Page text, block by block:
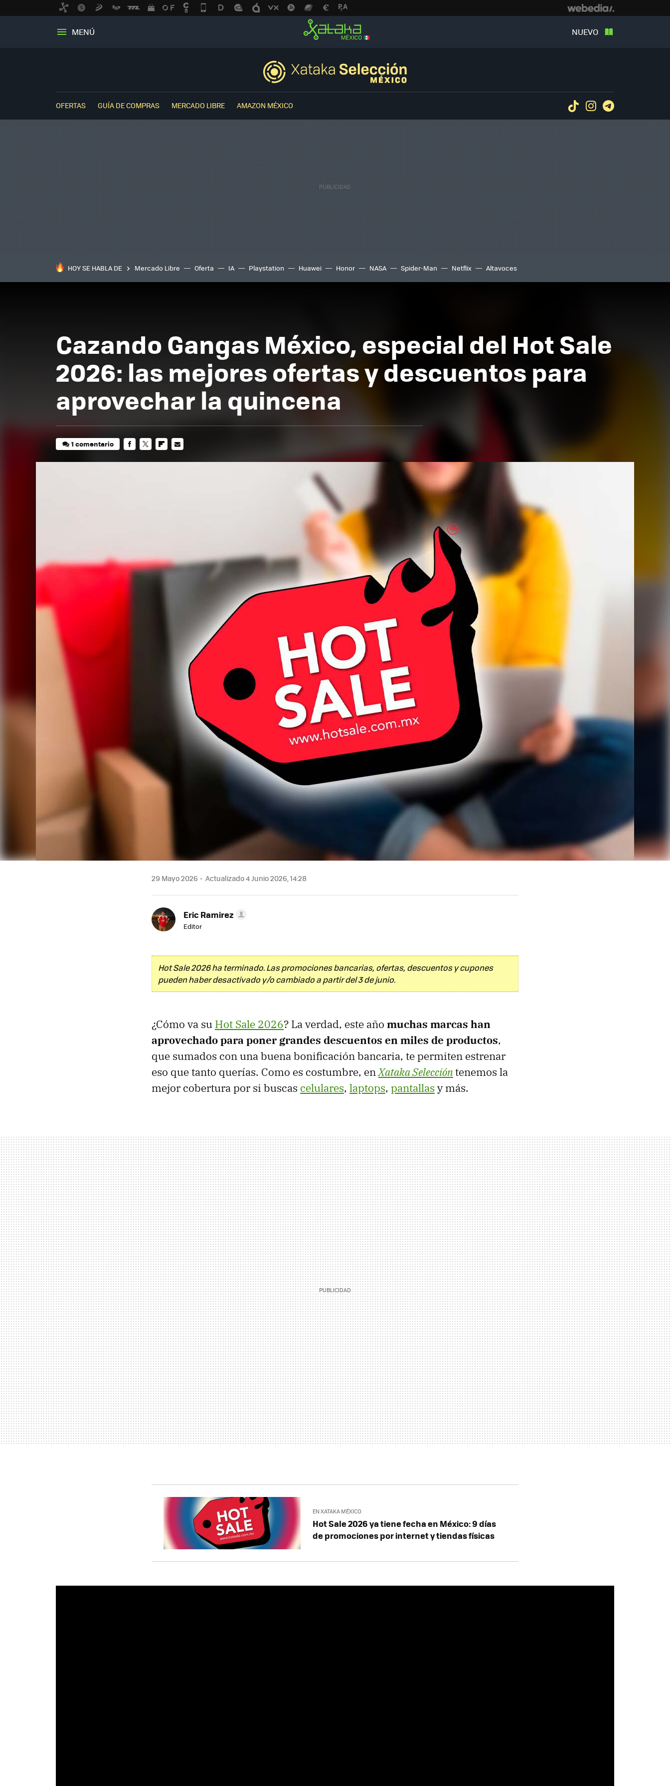
MENÚ NUEVO
OFERTAS GUÍA DE COMPRAS MERCADO LIBRE AMAZON MÉXICO TiktokInstagram
HOY SE HABLA DE Mercado Libre Oferta IA Playstation Huawei Honor NASA Spider-Man Netflix Altavoces
Cazando Gangas México, especial del Hot Sale
2026: las mejores ofertas y descuentos para
aprovechar la quincena
1 comentario
29 Mayo 2026 Actualizado 4 Junio 2026, 14:28
Eric Ramirez
Editor
Hot Sale 2026 ha terminado. Las promociones bancarias, ofertas, descuentos y cupones
pueden haber desactivado y/o cambiado a partir del 3 de junio.
¿Cómo va su Hot Sale 2026? La verdad, este año muchas marcas han
aprovechado para poner grandes descuentos en miles de productos,
que sumados con una buena bonificación bancaria, te permiten estrenar
eso que tanto querías. Como es costumbre, enXataka Seleccióntenemos la
mejor cobertura por si buscas celulares, laptops, pantallas y más.
EN XATAKA MÉXICO
Hot Sale 2026 ya tiene fecha en México: 9 días
de promociones por internet y tiendas físicas